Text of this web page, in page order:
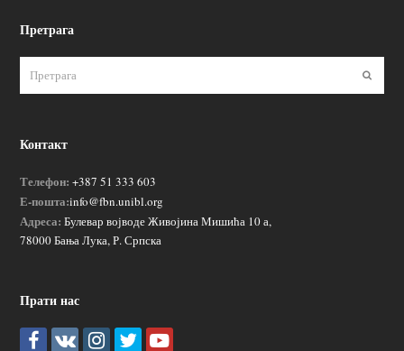
Претрага
Контакт
Телефон: +387 51 333 603
Е-пошта:info@fbn.unibl.org
Адреса: Булевар војводе Живојина Мишића 10 а,
78000 Бања Лука, Р. Српска
Прати нас